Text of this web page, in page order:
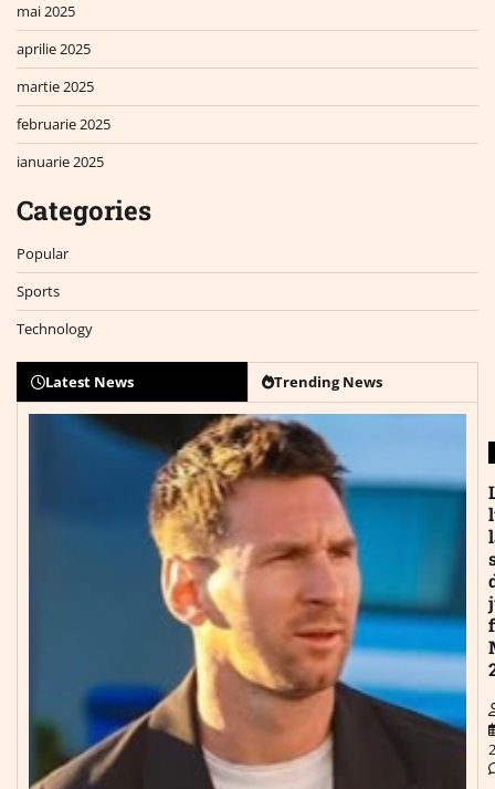
mai 2025
aprilie 2025
martie 2025
februarie 2025
ianuarie 2025
Categories
Popular
Sports
Technology
Latest News Trending News